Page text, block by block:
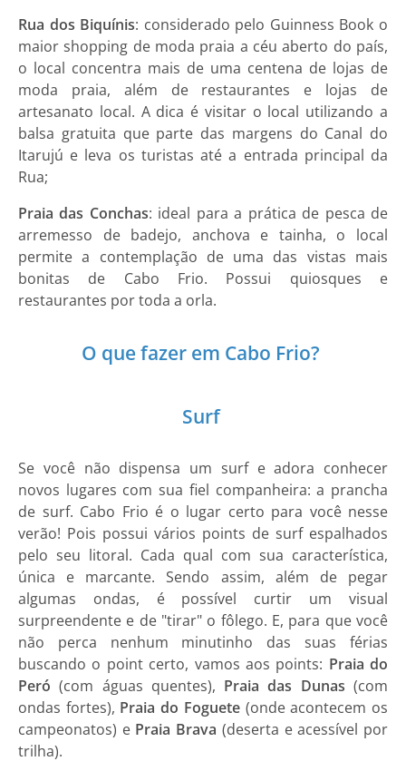
Rua dos Biquínis: considerado pelo Guinness Book o
maior shopping de moda praia a céu aberto do país,
o local concentra mais de uma centena de lojas de
moda praia, além de restaurantes e lojas de
artesanato local. A dica é visitar o local utilizando a
balsa gratuita que parte das margens do Canal do
Itarujú e leva os turistas até a entrada principal da
Rua;
Praia das Conchas: ideal para a prática de pesca de
arremesso de badejo, anchova e tainha, o local
permite a contemplação de uma das vistas mais
bonitas de Cabo Frio. Possui quiosques e
restaurantes por toda a orla.
O que fazer em Cabo Frio?
Surf
Se você não dispensa um surf e adora conhecer
novos lugares com sua fiel companheira: a prancha
de surf. Cabo Frio é o lugar certo para você nesse
verão! Pois possui vários points de surf espalhados
pelo seu litoral. Cada qual com sua característica,
única e marcante. Sendo assim, além de pegar
algumas ondas, é possível curtir um visual
surpreendente e de "tirar" o fôlego. E, para que você
não perca nenhum minutinho das suas férias
buscando o point certo, vamos aos points: Praia do
Peró(com águas quentes), Praia das Dunas (com
ondas fortes), Praia do Foguete(onde acontecem os
campeonatos) ePraia Brava (deserta e acessível por
trilha).